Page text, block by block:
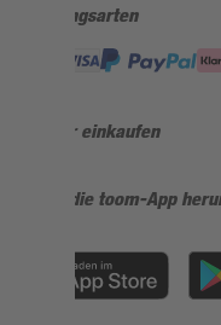
Zahlungsarten
Sicher einkaufen
Jetzt die toom-App